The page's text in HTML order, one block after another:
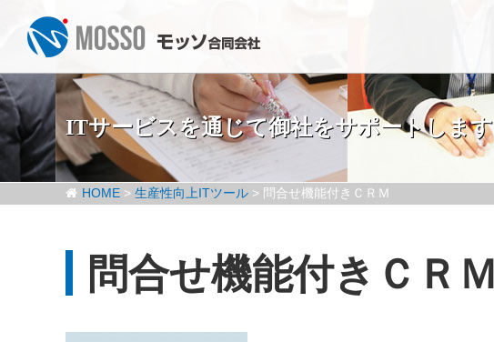
ITサービスを通じて御社をサポートします
HOME > 生産性向上ITツール > 問合せ機能付きＣＲＭ
問合せ機能付きＣＲＭ